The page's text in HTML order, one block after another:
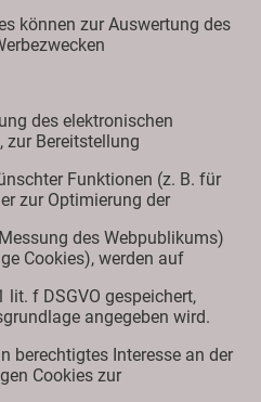
können zur Auswertung des
des elektronischen
Bereitstellung
Funktionen (z. B. für
zur Optimierung der
des Webpublikums)
Cookies), werden auf
lit. f DSGVO gespeichert,
angegeben wird.
berechtigtes Interesse an der
Cookies zur